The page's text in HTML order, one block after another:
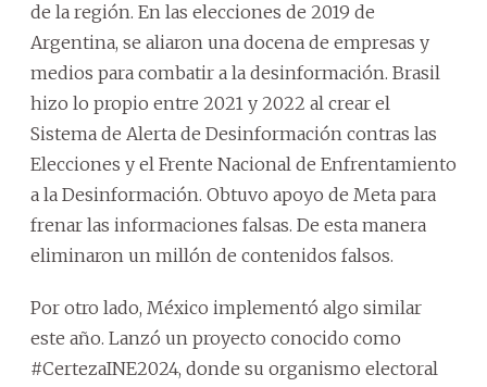
de la región. En las elecciones de 2019 de
Argentina, se aliaron una docena de empresas y
medios para combatir a la desinformación. Brasil
hizo lo propio entre 2021 y 2022 al crear el
Sistema de Alerta de Desinformación contras las
Elecciones y el Frente Nacional de Enfrentamiento
a la Desinformación. Obtuvo apoyo de Meta para
frenar las informaciones falsas. De esta manera
eliminaron un millón de contenidos falsos.
Por otro lado, México implementó algo similar
este año. Lanzó un proyecto conocido como
#CertezaINE2024, donde su organismo electoral